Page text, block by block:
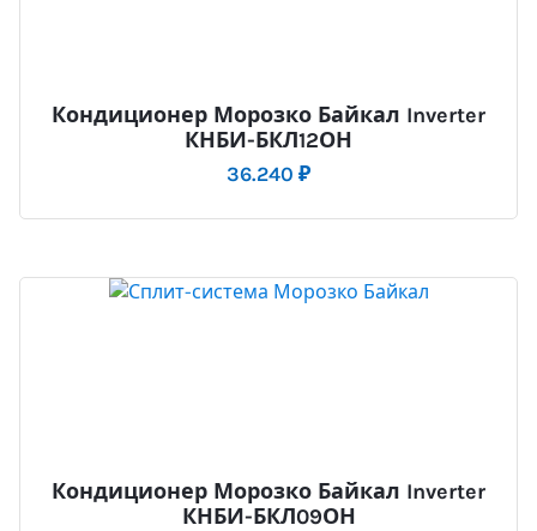
Кондиционер Морозко Байкал Inverter
КНБИ-БКЛ12ОН
36.240 ₽
Кондиционер Морозко Байкал Inverter
КНБИ-БКЛ09ОН